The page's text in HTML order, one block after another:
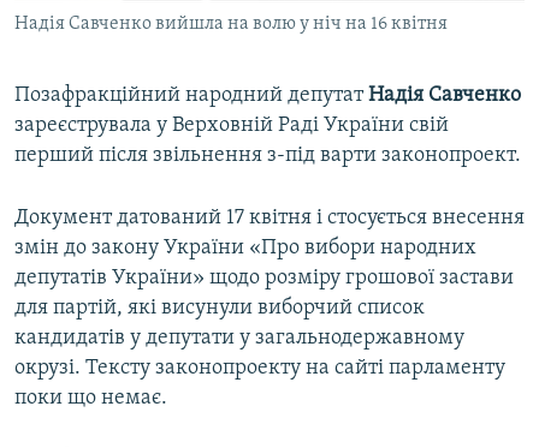
ІНФОГРАФІКА
ДОЛУЧАЙСЯ!
Усі сайти RFE/RL
Надія Савченко вийшла на волю у ніч на 16 квітня
Позафракційний народний депутатНадія Савченко
зареєструвала у Верховній Раді України свій
перший після звільнення з-під варти законопроект.
Документ датований 17 квітня і стосується внесення
змін до закону України «Про вибори народних
депутатів України» щодо розміру грошової застави
для партій, які висунули виборчий список
кандидатів у депутати у загальнодержавному
окрузі. Тексту законопроекту на сайті парламенту
поки що немає.